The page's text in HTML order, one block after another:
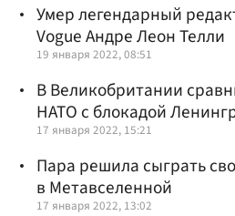
Умер легендарный
Vogue Андре Леон Телли
19 января 2022, 08:51
В Великобритании
НАТО с блокадой
17 января 2022, 15:21
Пара решила сыграть
в Метавселенной
17 января 2022, 13:02